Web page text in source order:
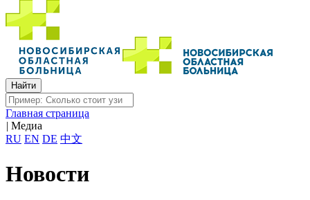
Главная страница
| Медиа
RU EN DE 中文
Новости